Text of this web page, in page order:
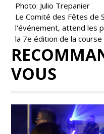
Photo: Julio Trepanier
Le Comité des Fêtes de
l'événement, attend les
la 7e édition de la
VOUS